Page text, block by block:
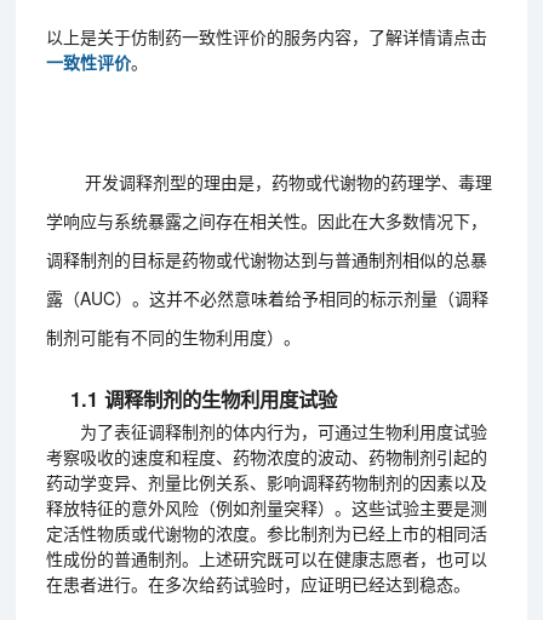
以上是关于仿制药一致性评价的服务内容，了解详情请点击
一致性评价。
开发调释剂型的理由是，药物或代谢物的药理学、毒理
学响应与系统暴露之间存在相关性。因此在大多数情况下，
调释制剂的目标是药物或代谢物达到与普通制剂相似的总暴
露（AUC）。这并不必然意味着给予相同的标示剂量（调释
制剂可能有不同的生物利用度）。
1.1 调释制剂的生物利用度试验
为了表征调释制剂的体内行为，可通过生物利用度试验
考察吸收的速度和程度、药物浓度的波动、药物制剂引起的
药动学变异、剂量比例关系、影响调释药物制剂的因素以及
释放特征的意外风险（例如剂量突释）。这些试验主要是测
定活性物质或代谢物的浓度。参比制剂为已经上市的相同活
性成份的普通制剂。上述研究既可以在健康志愿者，也可以
在患者进行。在多次给药试验时，应证明已经达到稳态。